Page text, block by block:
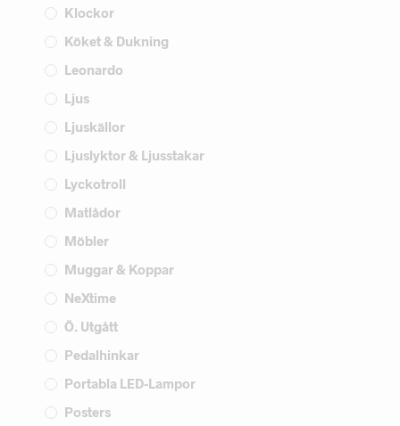
Klockor
Köket & Dukning
Leonardo
Ljus
Ljuskällor
Ljuslyktor & Ljusstakar
Lyckotroll
Matlådor
Möbler
Muggar & Koppar
NeXtime
Ö. Utgått
Pedalhinkar
Portabla LED-Lampor
Posters